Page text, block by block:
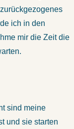
ich in den
mir die Zeit die
sind meine
und sie starten